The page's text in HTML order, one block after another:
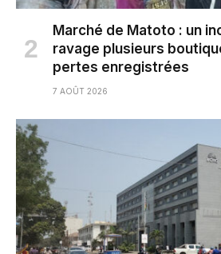
Marché de Matoto : un
ravage plusieurs
pertes enregistrées
7 AOÛT 2026